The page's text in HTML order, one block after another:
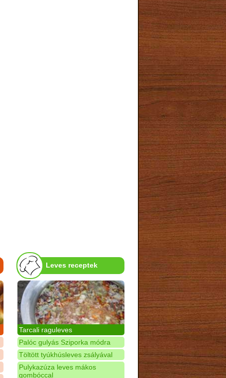
Leves receptek
Tarcali raguleves
Palóc gulyás Sziporka módra
Töltött tyúkhúsleves zsályával
Pulykazúza leves mákos
gombóccal